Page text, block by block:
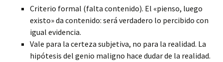
Criterio formal (falta contenido). El «pienso, luego
existo» da contenido: será verdadero lo percibido con
igual evidencia.
Vale para la certeza subjetiva, no para la realidad. La
hipótesis del genio maligno hace dudar de la realidad.